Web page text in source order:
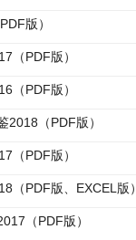
版）
（PDF版）
（PDF版）
2018（PDF版）
（PDF版）
（PDF版、EXCEL版）
（PDF版）